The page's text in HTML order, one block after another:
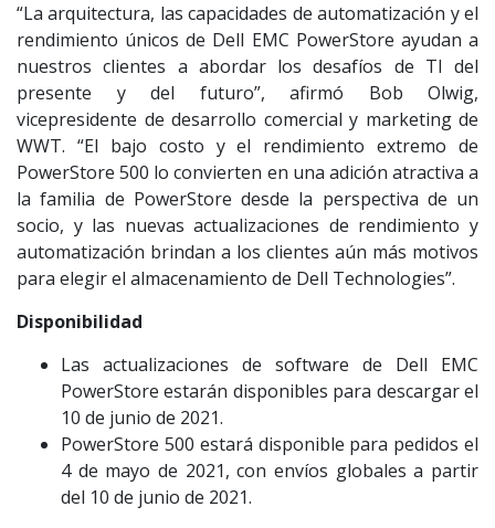
“La arquitectura, las capacidades de automatización y el
rendimiento únicos de Dell EMC PowerStore ayudan a
nuestros clientes a abordar los desafíos de TI del
presente y del futuro”, afirmó Bob Olwig,
vicepresidente de desarrollo comercial y marketing de
WWT. “El bajo costo y el rendimiento extremo de
PowerStore 500 lo convierten en una adición atractiva a
la familia de PowerStore desde la perspectiva de un
socio, y las nuevas actualizaciones de rendimiento y
automatización brindan a los clientes aún más motivos
para elegir el almacenamiento de Dell Technologies”.
Disponibilidad
Las actualizaciones de software de Dell EMC
PowerStore estarán disponibles para descargar el
10 de junio de 2021.
PowerStore 500 estará disponible para pedidos el
4 de mayo de 2021, con envíos globales a partir
del 10 de junio de 2021.